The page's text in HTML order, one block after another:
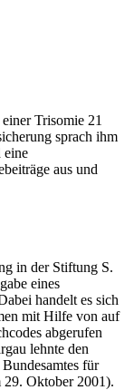
Trisomie 21
sprach ihm
eine
aus und
in der Stiftung S.
eines
handelt es sich
mit Hilfe von auf
abgerufen
lehnte den
für
Oktober 2001).